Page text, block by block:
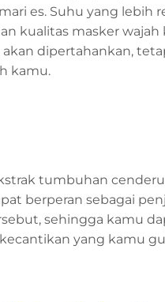
es. Suhu yang lebih
kualitas masker
dipertahankan,
kamu.
tumbuhan
berperan sebagai
sehingga kamu
yang kamu